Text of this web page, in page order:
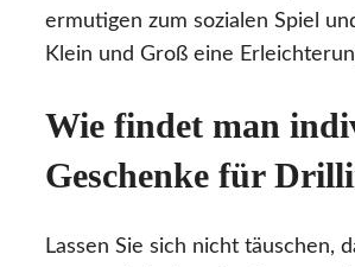
ermutigen zum sozialen Spiel
Klein und Groß eine
Wie findet man
Geschenke für
Lassen Sie sich nicht täuschen,